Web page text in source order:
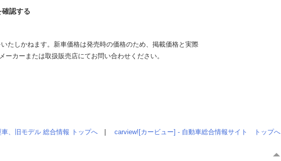
認する
たしかねます。新車価格は発売時の価格のため、掲載価格と実際
カーまたは取扱販売店にてお問い合わせください。
、旧モデル 総合情報 トップへ carview![カービュー] - 自動車総合情報サイト トップへ